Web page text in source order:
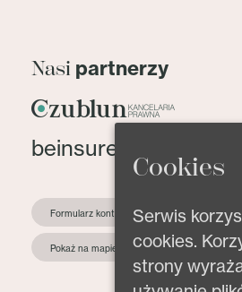
Nasi partnerzy
Formularz kontaktowy
Pokaż na mapie
Cookies
Serwis
cookies.
strony